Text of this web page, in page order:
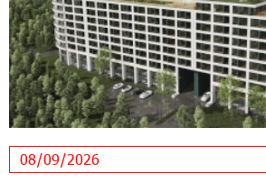
22:41:05 3-08-2026
Idram и IDBank - рядом со
Seaside Startup Summit
10:12:55 3-08-2026
В мобильном приложении
можно